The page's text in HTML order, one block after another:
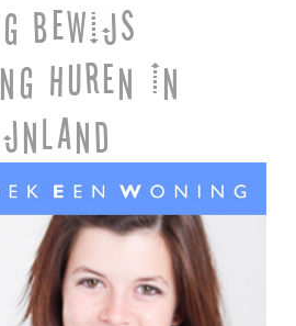
bewijs
Huren In